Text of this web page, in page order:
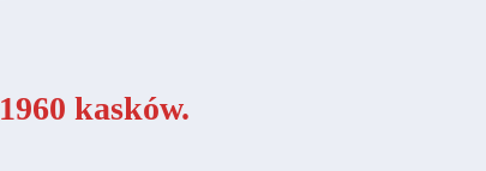
kasków.